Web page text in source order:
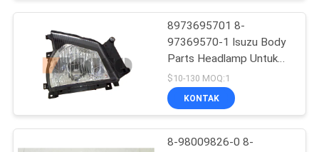
HUBUNGI
KAMI
BERITA
Suku Cadang Truk
32
8973695701 8-
97369570-1 Isuzu Body
Parts Headlamp Untuk
Isuzu NPR
$10-130 MOQ:1
KONTAK
8-98009826-0 8-